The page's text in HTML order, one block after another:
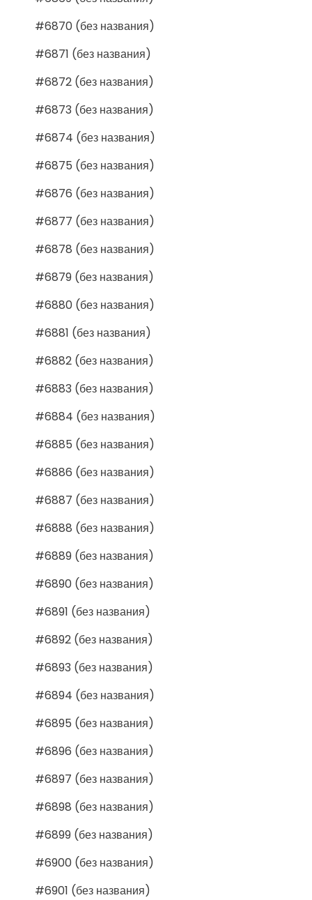
#6870 (без названия)
#6871 (без названия)
#6872 (без названия)
#6873 (без названия)
#6874 (без названия)
#6875 (без названия)
#6876 (без названия)
#6877 (без названия)
#6878 (без названия)
#6879 (без названия)
#6880 (без названия)
#6881 (без названия)
#6882 (без названия)
#6883 (без названия)
#6884 (без названия)
#6885 (без названия)
#6886 (без названия)
#6887 (без названия)
#6888 (без названия)
#6889 (без названия)
#6890 (без названия)
#6891 (без названия)
#6892 (без названия)
#6893 (без названия)
#6894 (без названия)
#6895 (без названия)
#6896 (без названия)
#6897 (без названия)
#6898 (без названия)
#6899 (без названия)
#6900 (без названия)
#6901 (без названия)